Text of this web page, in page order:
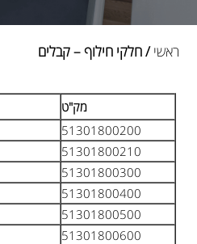
ראשי / חלקי חילוף – קבלים
מק"ט
51301800200
51301800210
51301800300
51301800400
51301800500
51301800600